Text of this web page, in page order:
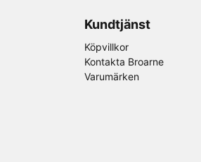
Kundtjänst
Köpvillkor
Kontakta Broarne
Varumärken